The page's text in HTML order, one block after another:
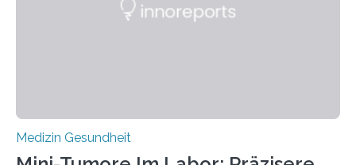
Medizin Gesundheit